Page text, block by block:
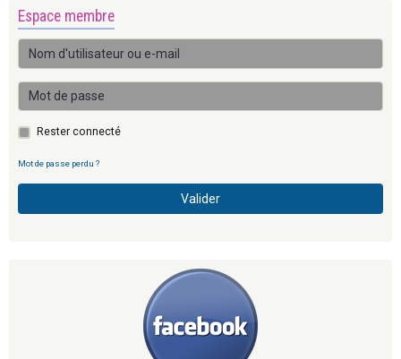
Espace membre
Rester connecté
Mot de passe perdu ?
Valider